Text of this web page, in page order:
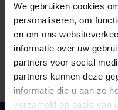
We gebruiken cookies
personaliseren, om
en om ons
informatie over uw
partners voor social
partners kunnen deze
informatie die u aan ze
verzameld op basis van